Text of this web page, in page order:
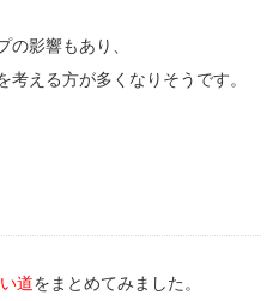
の影響もあり、
える方が多くなりそうです。
道をまとめてみました。